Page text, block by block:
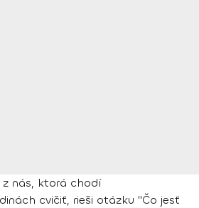
nás, ktorá chodí
cvičiť, rieši otázku "Čo jesť